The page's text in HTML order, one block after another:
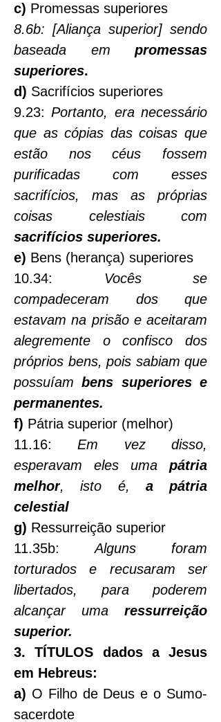
c) Promessas superiores
8.6b: [Aliança superior] sendo
baseada em promessas
superiores.
d) Sacrifícios superiores
9.23: Portanto, era necessário
que as cópias das coisas que
estão nos céus fossem
purificadas com esses
sacrifícios, mas as próprias
sacrifícios superiores.
e) Bens (herança) superiores
10.34: Vocês se
compadeceram dos que
estavam na prisão e aceitaram
alegremente o confisco dos
próprios bens, pois sabiam que
possuíam bens superiores e
permanentes.
f) Pátria superior (melhor)
11.16: Em vez disso,
esperavam eles uma pátria
melhor, isto é, a pátria
celestial
g) Ressurreição superior
11.35b: Alguns foram
torturados e recusaram ser
libertados, para poderem
alcançar uma ressurreição
superior.
3. TÍTULOS dados a Jesus
em Hebreus:
a) O Filho de Deus e o Sumo-
sacerdote